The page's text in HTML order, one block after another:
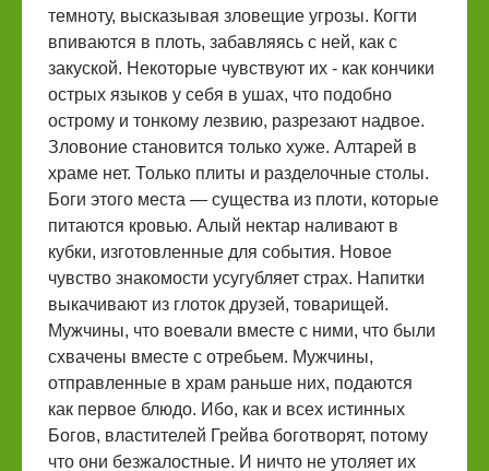
темноту, высказывая зловещие угрозы. Когти
впиваются в плоть, забавляясь с ней, как с
закуской. Некоторые чувствуют их - как кончики
острых языков у себя в ушах, что подобно
острому и тонкому лезвию, разрезают надвое.
Зловоние становится только хуже. Алтарей в
храме нет. Только плиты и разделочные столы.
Боги этого места — существа из плоти, которые
питаются кровью. Алый нектар наливают в
кубки, изготовленные для события. Новое
чувство знакомости усугубляет страх. Напитки
выкачивают из глоток друзей, товарищей.
Мужчины, что воевали вместе с ними, что были
схвачены вместе с отребьем. Мужчины,
отправленные в храм раньше них, подаются
как первое блюдо. Ибо, как и всех истинных
Богов, властителей Грейва боготворят, потому
что они безжалостные. И ничто не утоляет их